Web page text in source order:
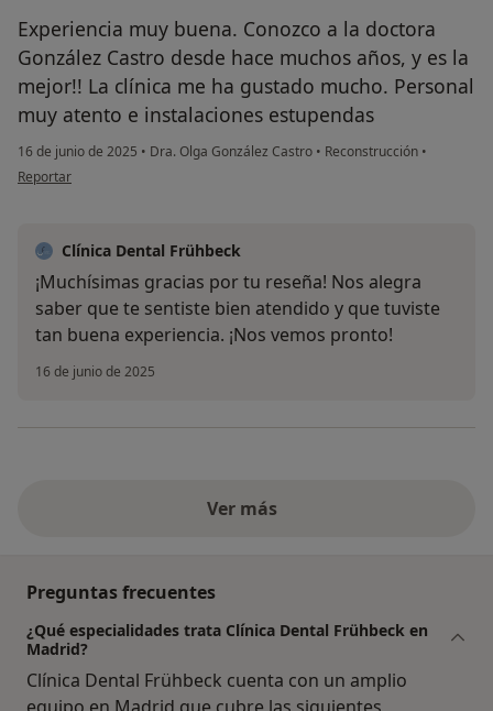
Experiencia muy buena. Conozco a la doctora
González Castro desde hace muchos años, y es la
mejor!! La clínica me ha gustado mucho. Personal
muy atento e instalaciones estupendas
16 de junio de 2025 • Dra. Olga González Castro • Reconstrucción •
en opinión del usuario E.G
Reportar
Clínica Dental Frühbeck
¡Muchísimas gracias por tu reseña! Nos alegra
saber que te sentiste bien atendido y que tuviste
tan buena experiencia. ¡Nos vemos pronto!
16 de junio de 2025
Ver más
Preguntas frecuentes
¿Qué especialidades trata Clínica Dental Frühbeck en
Madrid?
Clínica Dental Frühbeck cuenta con un amplio